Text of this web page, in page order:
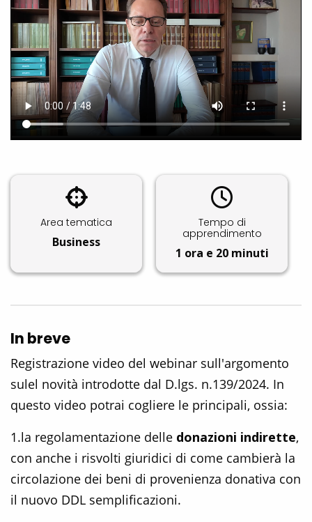
Area tematica
Business
Tempo di
apprendimento
1 ora e 20 minuti
In breve
Registrazione video del webinar sull'argomento
sulel novità introdotte dal D.lgs. n.139/2024. In
questo video potrai cogliere le principali, ossia:
1.la regolamentazione delle donazioni indirette,
con anche i risvolti giuridici di come cambierà la
circolazione dei beni di provenienza donativa con
il nuovo DDL semplificazioni.